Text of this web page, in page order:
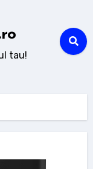
tau!